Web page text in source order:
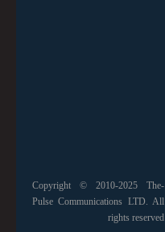
Copyright © 2010-2025 The-
Pulse Communications LTD. All
rights reserved